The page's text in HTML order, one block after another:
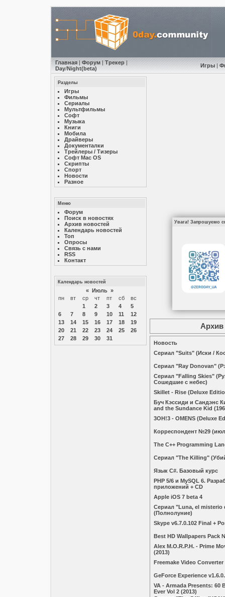
Главная| Форум| Трекер|
Day/Night(beta) Игры|
Разделы
Игры
Фильмы
Сериалы
Мультфильмы
Софт
Музыкa
Книги
Мобила
Драйверы
Документалки
Трейлеры / Тизеры
Софт Mac OS
Скрипты
Спорт
Новости
Разное
Меню
Форум
Поиск в новостях
Архив новостей
Календарь новостей
Топ
Опросы
Связь с нами
RSS
Контакт
Календарь новостей
« Июль »
пн
вт ср чт пт сб
вс
1
2 3 4
5
6
7 8 9 10 11
12
13
14 15 16 17 18
19
20
21 22 23 24 25
26
27
28 29 30 31
Увага! Запрошуємо
Архив
Новость
Сериал "Suits" (Иски /
Сериал "Ray Donovan"
Сериал "Falling Skies"
Сошедшие с небес)
Skillet - Rise (Deluxe
Буч Кэссиди и Сандэнс
and the Sundance Kid
3OH!3 - OMENS (Deluxe
Корреспондент №29
The C++ Programming
Сериал "The Killing"
Язык С#. Базовый курс
PHP 5/6 и MySQL 6.
приложений + CD
Apple iOS 7 beta 4
Сериал "Luna, el misterio
(Полнолуние)
Skype v6.7.0.102 Final +
Best HD Wallpapers Pack
Alex M.O.R.P.H. - Prime
(2013)
Freemake Video Converter
GeForce Experience
VA - Armada Presents: 60
Ever Vol 2 (2013)